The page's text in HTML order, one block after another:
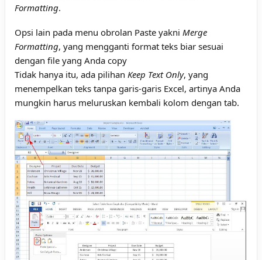
Formatting.
Opsi lain pada menu obrolan Paste yakni Merge
Formatting, yang mengganti format teks biar sesuai
dengan file yang Anda copy
Tidak hanya itu, ada pilihan Keep Text Only, yang
menempelkan teks tanpa garis-garis Excel, artinya Anda
mungkin harus meluruskan kembali kolom dengan tab.